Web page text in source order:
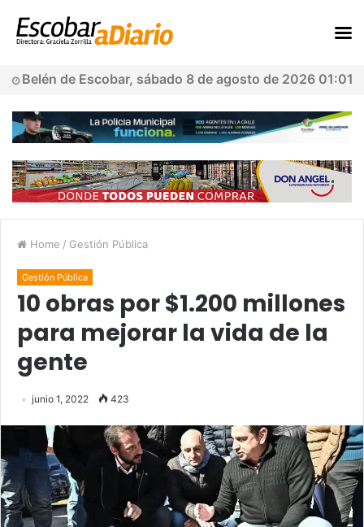
Belén de Escobar, sábado 8 de agosto de 2026 01:01
Home / Gestión Pública
Gestión Pública
10 obras por $1.200 millones
para mejorar la vida de la
gente
junio 1, 2022 423